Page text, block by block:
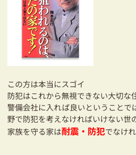
この方は本当にスゴイ
防犯はこれから無視できない大切な
警備会社に入れば良いということで
野で防犯を考えなければいけない世
家族を守る家は耐震・防犯でなけ